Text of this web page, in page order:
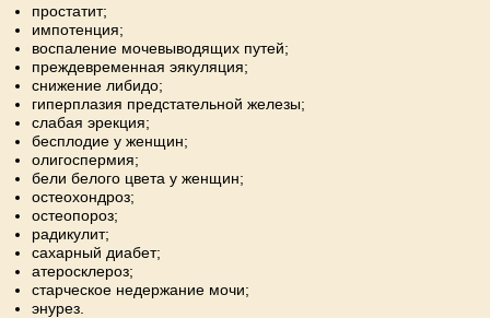
простатит;
импотенция;
воспаление мочевыводящих путей;
преждевременная эякуляция;
снижение либидо;
гиперплазия предстательной железы;
слабая эрекция;
бесплодие у женщин;
олигоспермия;
бели белого цвета у женщин;
остеохондроз;
остеопороз;
радикулит;
сахарный диабет;
атеросклероз;
старческое недержание мочи;
энурез.